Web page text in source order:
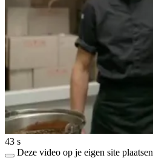
43 s
Deze video op je eigen site plaatsen